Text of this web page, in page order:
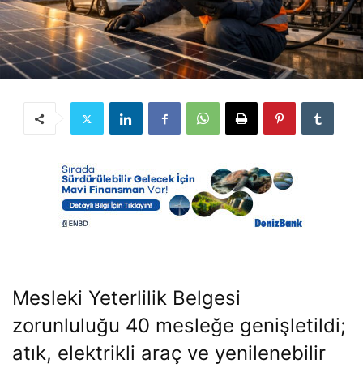
Mesleki Yeterlilik Belgesi
zorunluluğu 40 mesleğe genişletildi;
atık, elektrikli araç ve yenilenebilir